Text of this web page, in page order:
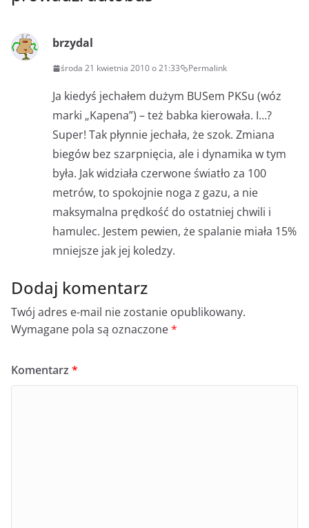
brzydal
środa 21 kwietnia 2010 o 21:33 Permalink
Ja kiedyś jechałem dużym BUSem PKSu (wóz
marki „Kapena”) – też babka kierowała. I…?
Super! Tak płynnie jechała, że szok. Zmiana
biegów bez szarpnięcia, ale i dynamika w tym
była. Jak widziała czerwone światło za 100
metrów, to spokojnie noga z gazu, a nie
maksymalna prędkość do ostatniej chwili i
hamulec. Jestem pewien, że spalanie miała 15%
mniejsze jak jej koledzy.
Dodaj komentarz
Twój adres e-mail nie zostanie opublikowany.
Wymagane pola są oznaczone*
Komentarz *